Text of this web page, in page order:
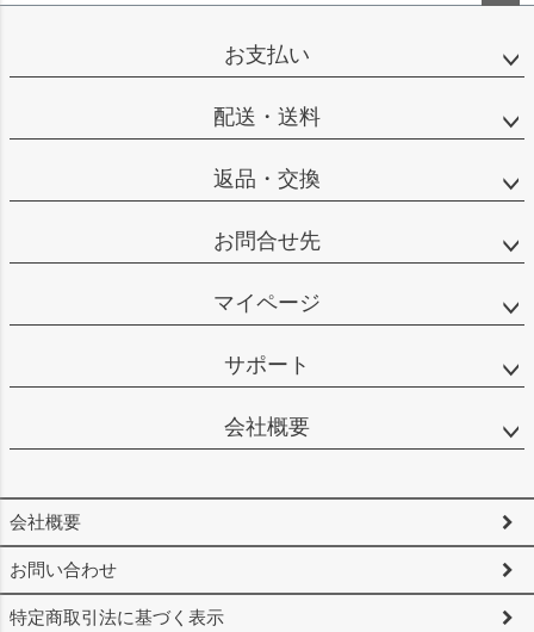
ップ
お支払い
配送・送料
返品・交換
お問合せ先
マイページ
サポート
会社概要
会社概要
お問い合わせ
特定商取引法に基づく表示